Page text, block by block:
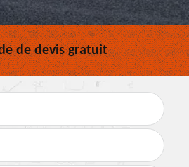
de devis gratuit